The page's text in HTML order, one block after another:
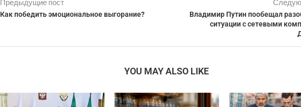
Предыдущие пост
Как победить эмоциональное выгорание?
Владимир Путин пообещал
ситуации с сетевыми
YOU MAY ALSO LIKE